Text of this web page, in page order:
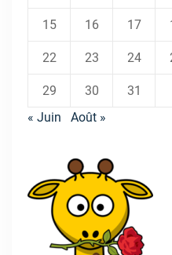
15 16 17
22 23 24
29 30
31
« Juin
Août »